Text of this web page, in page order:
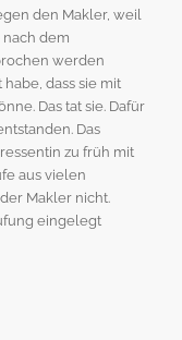
den Makler, weil
nach dem
werden
dass sie mit
Das tat sie. Dafür
Das
zu früh mit
aus vielen
Makler nicht.
eingelegt